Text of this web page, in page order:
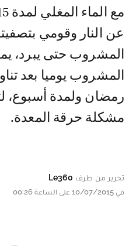
عن النار وقومي
المشروب حتى يبرد،
المشروب يوميا بعد
رمضان ولمدة أسبوع،
مشكلة حرقة المعدة.
تحرير من طرف Le360
في 10/07/2015 على الساعة 00:26